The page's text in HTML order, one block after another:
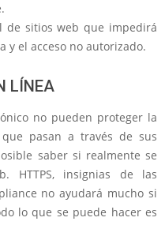
de sitios web que impedirá
y el acceso no autorizado.
LÍNEA
no pueden proteger la
pasan a través de sus
saber si realmente se
HTTPS, insignias de las
no ayudará mucho si
lo que se puede hacer es